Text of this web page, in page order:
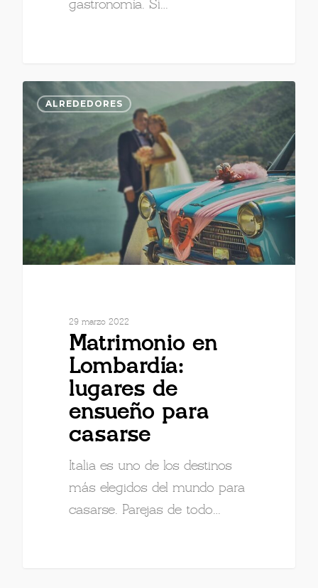
gastronomía. Si…
ALREDEDORES
29 marzo 2022
Matrimonio en
Lombardía:
lugares de
ensueño para
casarse
Italia es uno de los destinos
más elegidos del mundo para
casarse. Parejas de todo…